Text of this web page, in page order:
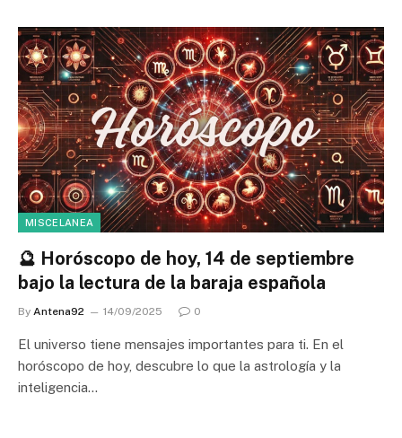
MISCELANEA
🔮 Horóscopo de hoy, 14 de septiembre
bajo la lectura de la baraja española
By Antena92 14/09/2025 0
El universo tiene mensajes importantes para ti. En el
horóscopo de hoy, descubre lo que la astrología y la
inteligencia…